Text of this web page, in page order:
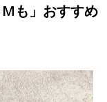
Мも」おすすめ